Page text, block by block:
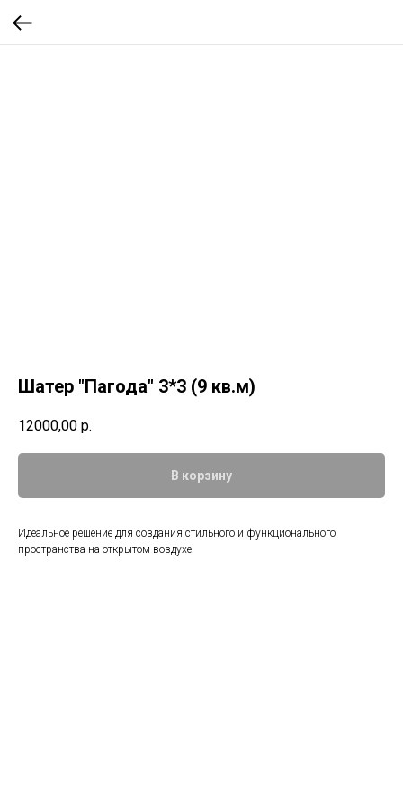
Шатер "Пагода" 3*3 (9 кв.м)
12000,00 р.
В корзину
Идеальное решение для создания стильного и функционального
пространства на открытом воздухе.